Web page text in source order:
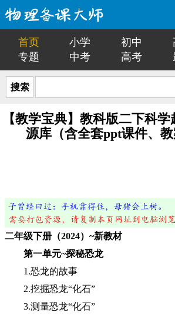
首页 小学 初中
专题
中考 高考
搜索
【教学宝典】教科版二下科
源库（含全套ppt课件、教
二年级下册（2024）~新教材
第一单元~探秘恐龙
1.恐龙的故事
2.挖掘恐龙“化石”
3.测量恐龙“化石”